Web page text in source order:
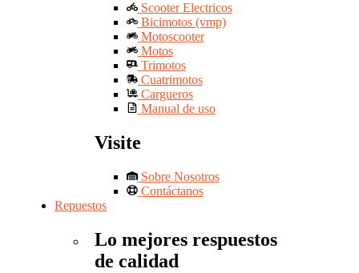
Scooter Electricos
Bicimotos (vmp)
Motoscooter
Motos
Trimotos
Cuatrimotos
Cargueros
Manual de uso
Visite
Sobre Nosotros
Contáctanos
Repuestos
Lo mejores respuestos
de calidad